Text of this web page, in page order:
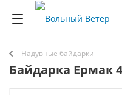
Надувные байдарки
Байдарка Ермак